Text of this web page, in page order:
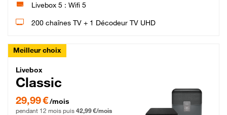
Livebox 5 : Wifi 5
200 chaînes TV + 1 Décodeur TV UHD
Meilleur choix
Livebox Classic Fibre
Livebox
Classic
29,99 € par mois pendant 12 mois puis 42,99 € par mois, Engagement 12 mois
29,99 €/mois
pendant 12 mois puis 42,99 €/mois